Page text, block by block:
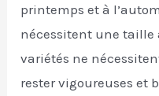
printemps et à
nécessitent une
variétés ne
rester vigoureuses et